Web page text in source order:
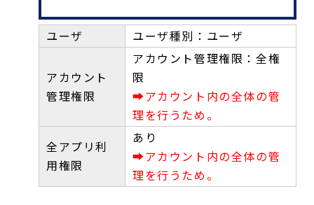
ユーザ ユーザ種別：ユーザ
アカウント
管理権限
アカウント管理権限：全権
限
➡アカウント内の全体の管
理を行うため。
全アプリ利
用権限
あり
➡アカウント内の全体の管
理を行うため。